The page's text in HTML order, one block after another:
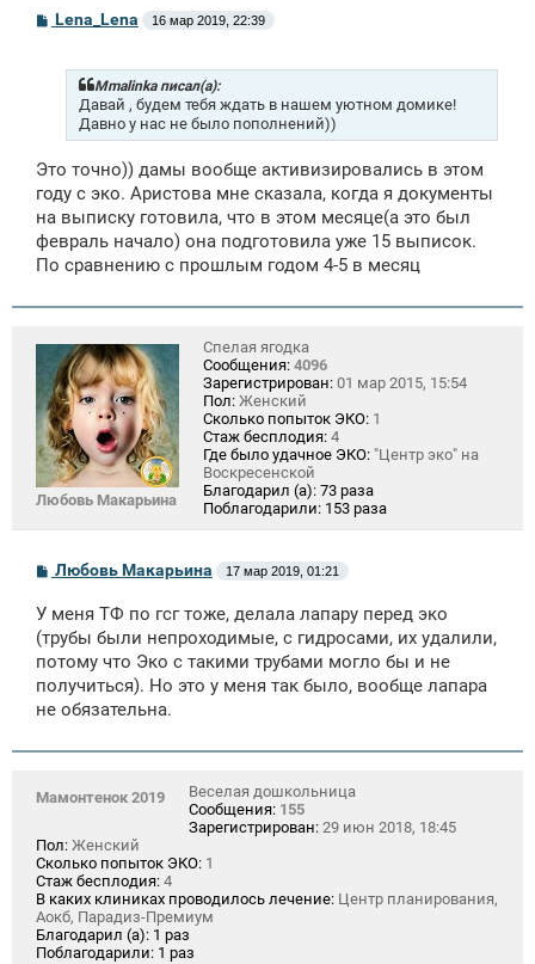
СLena_Lena 16 мар 2019, 22:39
Mmalinka писал(а):
Давай , будем тебя ждать в нашем уютном домике!
Давно у нас не было пополнений))
Это точно)) дамы вообще активизировались в этом
году с эко. Аристова мне сказала, когда я документы
на выписку готовила, что в этом месяце(а это был
февраль начало) она подготовила уже 15 выписок.
По сравнению с прошлым годом 4-5 в месяц
Любовь Макарьина
Спелая ягодка
Сообщения: 4096
Зарегистрирован: 01 мар 2015, 15:54
Пол: Женский
Сколько попыток ЭКО: 1
Стаж бесплодия: 4
Где было удачное ЭКО: "Центр эко" на
Воскресенской
Благодарил (а): 73 раза
Поблагодарили: 153 раза
С
б
щ
е
н
и
Любовь Макарьина 17 мар 2019, 01:21
У меня ТФ по гсг тоже, делала лапару перед эко
(трубы были непроходимые, с гидросами, их удалили,
потому что Эко с такими трубами могло бы и не
получиться). Но это у меня так было, вообще лапара
не обязательна.
Мамонтенок 2019
Веселая дошкольница
Сообщения: 155
Зарегистрирован: 29 июн 2018, 18:45
Пол: Женский
Сколько попыток ЭКО: 1
Стаж бесплодия: 4
В каких клиниках проводилось лечение: Центр планирования,
Аокб, Парадиз-Премиум
Благодарил (а): 1 раз
Поблагодарили: 1 раз